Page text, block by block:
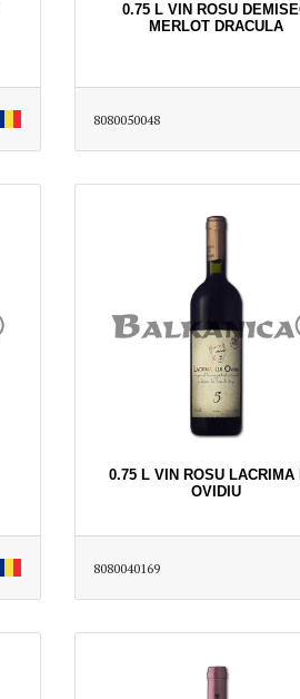
0.75 L VIN ROSU
MERLOT DRACULA
8080050048
0.75 L VIN ROSU LACRIMA
OVIDIU
8080040169